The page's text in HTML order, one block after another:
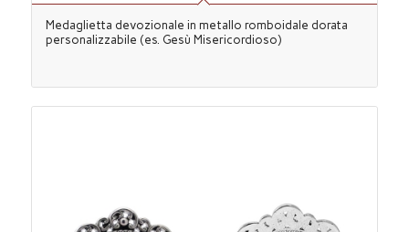
Medaglietta devozionale in metallo romboidale dorata
personalizzabile (es. Gesù Misericordioso)